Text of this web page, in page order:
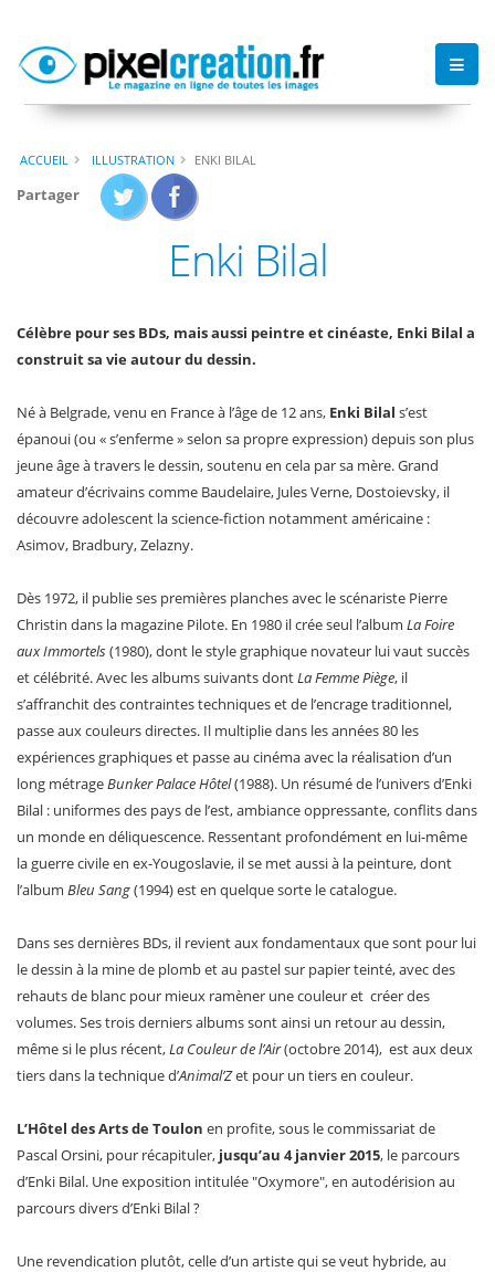
ACCUEIL ILLUSTRATION ENKI BILAL
Partager
Enki Bilal
Célèbre pour ses BDs, mais aussi peintre et cinéaste, Enki Bilal a
construit sa vie autour du dessin.
Né à Belgrade, venu en France à l’âge de 12 ans, Enki Bilal s’est
épanoui (ou « s’enferme » selon sa propre expression) depuis son plus
jeune âge à travers le dessin, soutenu en cela par sa mère. Grand
amateur d’écrivains comme Baudelaire, Jules Verne, Dostoievsky, il
découvre adolescent la science-fiction notamment américaine :
Asimov, Bradbury, Zelazny.
Dès 1972, il publie ses premières planches avec le scénariste Pierre
Christin dans la magazine Pilote. En 1980 il crée seul l’album La Foire
aux Immortels(1980), dont le style graphique novateur lui vaut succès
et célébrité. Avec les albums suivants dontLa Femme Piège, il
s’affranchit des contraintes techniques et de l’encrage traditionnel,
passe aux couleurs directes. Il multiplie dans les années 80 les
expériences graphiques et passe au cinéma avec la réalisation d’un
long métrageBunker Palace Hôtel(1988). Un résumé de l’univers d’Enki
Bilal : uniformes des pays de l’est, ambiance oppressante, conflits dans
un monde en déliquescence. Ressentant profondément en lui-même
la guerre civile en ex-Yougoslavie, il se met aussi à la peinture, dont
l’album Bleu Sang(1994) est en quelque sorte le catalogue.
Dans ses dernières BDs, il revient aux fondamentaux que sont pour lui
le dessin à la mine de plomb et au pastel sur papier teinté, avec des
rehauts de blanc pour mieux ramèner une couleur et créer des
volumes. Ses trois derniers albums sont ainsi un retour au dessin,
même si le plus récent,La Couleur de l’Air(octobre 2014), est aux deux
tiers dans la technique d’Animal’Zet pour un tiers en couleur.
L’Hôtel des Arts de Toulon en profite, sous le commissariat de
Pascal Orsini, pour récapituler, jusqu’au 4 janvier 2015, le parcours
d’Enki Bilal. Une exposition intitulée "Oxymore", en autodérision au
parcours divers d’Enki Bilal ?
Une revendication plutôt, celle d’un artiste qui se veut hybride, au